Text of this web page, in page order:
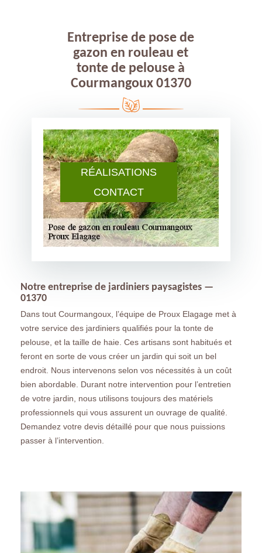
RÉALISATIONS
CONTACT
Entreprise de pose de
gazon en rouleau et
tonte de pelouse à
Courmangoux 01370
Notre entreprise de jardiniers paysagistes —
01370
Dans tout Courmangoux, l’équipe de Proux Elagage met à
votre service des jardiniers qualifiés pour la tonte de
pelouse, et la taille de haie. Ces artisans sont habitués et
feront en sorte de vous créer un jardin qui soit un bel
endroit. Nous intervenons selon vos nécessités à un coût
bien abordable. Durant notre intervention pour l’entretien
de votre jardin, nous utilisons toujours des matériels
professionnels qui vous assurent un ouvrage de qualité.
Demandez votre devis détaillé pour que nous puissions
passer à l’intervention.